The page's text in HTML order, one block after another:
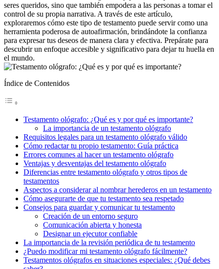
seres queridos, sino que también empodera a las personas a tomar el
control de su propia narrativa. A través de este artículo,
exploraremos cómo este tipo de testamento puede servir como una
herramienta poderosa de autoafirmación, brindándote la confianza
para expresar tus deseos de manera clara y efectiva. Prepárate para
descubrir un enfoque accesible y significativo para dejar tu huella en
el mundo.
Índice de Contenidos
Testamento ológrafo: ¿Qué es y por qué es importante?
La importancia de un testamento ológrafo
Requisitos legales para un testamento ológrafo válido
Cómo redactar tu propio testamento: Guía práctica
Errores comunes al hacer un testamento ológrafo
Ventajas y desventajas del testamento ológrafo
Diferencias entre testamento ológrafo y otros tipos de
testamentos
Aspectos a considerar al nombrar herederos en un testamento
Cómo asegurarte de que tu testamento sea respetado
Consejos para guardar y comunicar tu testamento
Creación de un entorno seguro
Comunicación abierta y honesta
Designar un ejecutor confiable
La importancia de la revisión periódica de tu testamento
¿Puedo modificar mi testamento ológrafo fácilmente?
Testamentos ológrafos en situaciones especiales: ¿Qué debes